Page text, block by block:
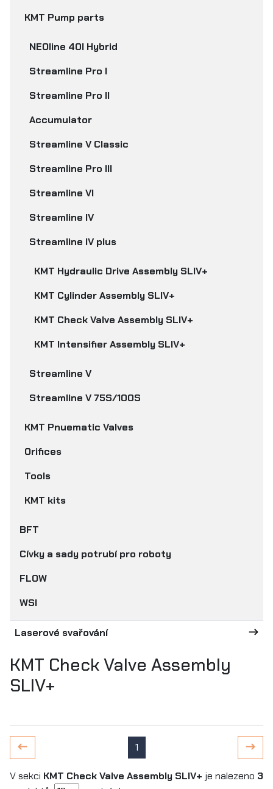
KMT Pump parts
NEOline 40I Hybrid
Streamline Pro I
Streamline Pro II
Accumulator
Streamline V Classic
Streamline Pro III
Streamline VI
Streamline IV
Streamline IV plus
KMT Hydraulic Drive Assembly SLIV+
KMT Cylinder Assembly SLIV+
KMT Check Valve Assembly SLIV+
KMT Intensifier Assembly SLIV+
Streamline V
Streamline V 75S/100S
KMT Pnuematic Valves
Orifices
Tools
KMT kits
BFT
Cívky a sady potrubí pro roboty
FLOW
WSI
Laserové svařování
KMT Check Valve Assembly
SLIV+
1
V sekci KMT Check Valve Assembly SLIV+ je nalezeno 3